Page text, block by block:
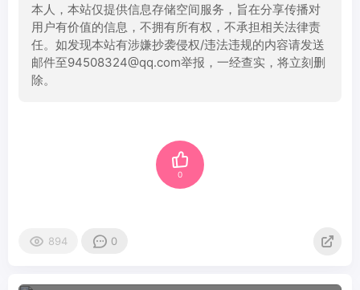
本人，本站仅提供信息存储空间服务，旨在分享传播对
用户有价值的信息，不拥有所有权，不承担相关法律责
任。如发现本站有涉嫌抄袭侵权/违法违规的内容请发送
邮件至94508324@qq.com举报，一经查实，将立刻删
除。
0
894 0